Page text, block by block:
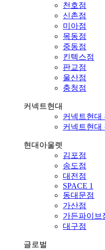
천호점
신촌점
미아점
목동점
중동점
킨텍스점
판교점
울산점
충청점
커넥트현대
커넥트현대
커넥트현대
현대아울렛
김포점
송도점
대전점
SPACE 1
동대문점
가산점
가든파이브
대구점
글로벌